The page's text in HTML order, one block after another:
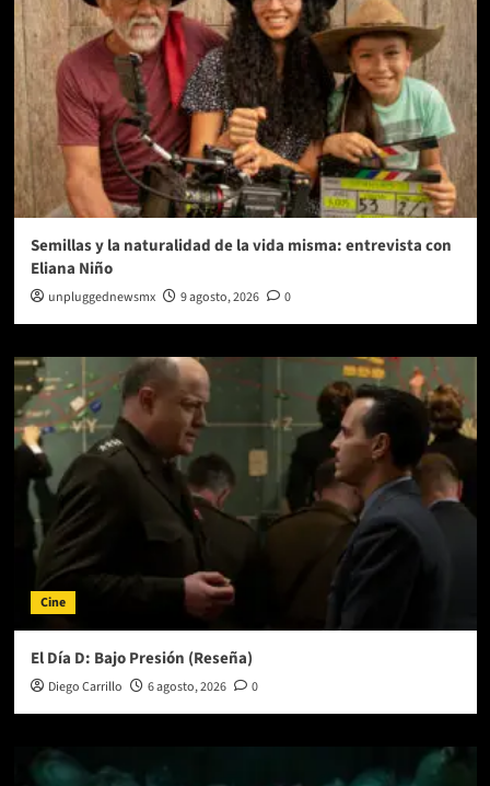
Semillas y la naturalidad de la vida misma: entrevista con
Eliana Niño
unpluggednewsmx 9 agosto, 2026 0
Cine
El Día D: Bajo Presión (Reseña)
Diego Carrillo 6 agosto, 2026 0